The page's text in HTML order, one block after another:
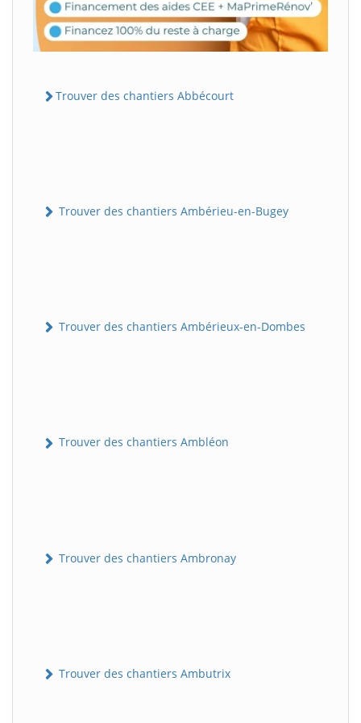
Trouver des chantiers Abbécourt
Trouver des chantiers Ambérieu-en-Bugey
Trouver des chantiers Ambérieux-en-Dombes
Trouver des chantiers Ambléon
Trouver des chantiers Ambronay
Trouver des chantiers Ambutrix